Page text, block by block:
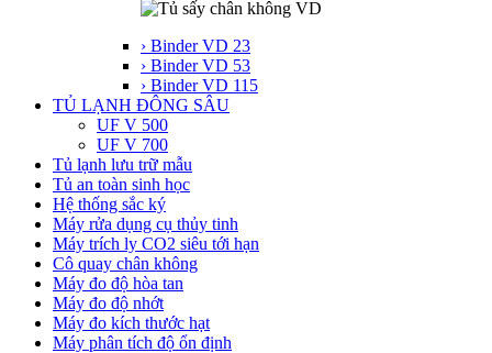
› Binder VD 23
› Binder VD 53
› Binder VD 115
TỦ LẠNH ĐÔNG SÂU
UF V 500
UF V 700
Tủ lạnh lưu trữ mẫu
Tủ an toàn sinh học
Hệ thống sắc ký
Máy rửa dụng cụ thủy tinh
Máy trích ly CO2 siêu tới hạn
Cô quay chân không
Máy đo độ hòa tan
Máy đo độ nhớt
Máy đo kích thước hạt
Máy phân tích độ ổn định